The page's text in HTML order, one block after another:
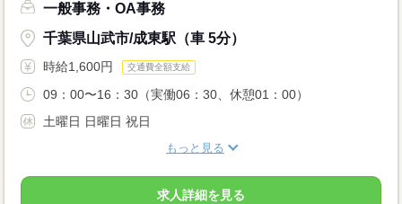
一般事務・OA事務
千葉県山武市/成東駅（車 5分）
時給1,600円 交通費全額支給
09：00〜16：30（実働06：30、休憩01：00）
土曜日 日曜日 祝日
もっと見る
求人詳細を見る